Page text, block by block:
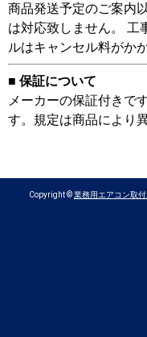
商品発送予定のご案内
は対応致しません。 工
ルはキャンセル料がか
■ 保証について
メーカーの保証付きで
す。規定は商品により
Copyright ©業務用エアコン取